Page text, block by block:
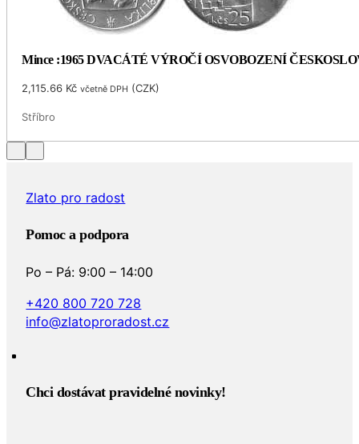
Mince :1965 DVACÁTÉ VÝROČÍ OSVOBOZENÍ
2,115.66 Kč včetně DPH (CZK)
Stříbro
+420 800 720 728